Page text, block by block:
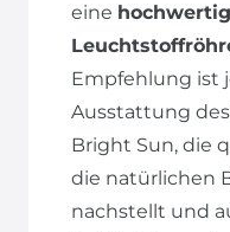
eine
Empfehlung ist
Ausstattung
Bright Sun, die
die natürlichen
nachstellt und